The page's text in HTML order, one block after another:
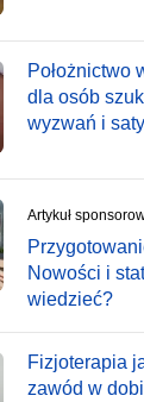
Położnictwo
dla osób
wyzwań i
Artykuł
Nowości i
wiedzieć?
Fizjoterapia
zawód w